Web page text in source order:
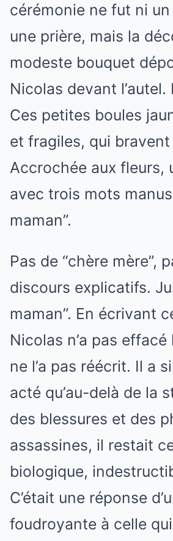
cérémonie ne fut ni
une prière, mais la
modeste bouquet
Nicolas devant l’autel.
Ces petites boules
et fragiles, qui bravent
Accrochée aux fleurs,
avec trois mots
maman”.
Pas de “chère mère”,
discours explicatifs.
maman”. En écrivant
Nicolas n’a pas effacé
ne l’a pas réécrit. Il a
acté qu’au-delà de la
des blessures et des
assassines, il restait
biologique,
C’était une réponse
foudroyante à celle